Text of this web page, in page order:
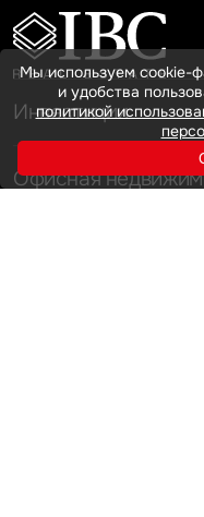
Инвестиции
Офисная
Мы используем cookie-
и удобства
политикой